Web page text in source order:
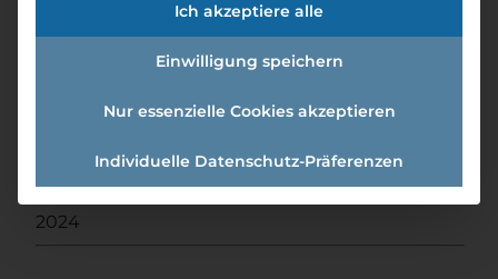
Lehre Metalltechnik -
Zerspanungstechnik (m/w/d)
- 2024
»Offene Lehrstellen»Lehre
Metalltechnik - Zerspanungstechnik (m/w/d) -
2024
Ich akzeptiere alle
Einwilligung speichern
Nur essenzielle Cookies akzeptieren
Individuelle Datenschutz-Präferenzen